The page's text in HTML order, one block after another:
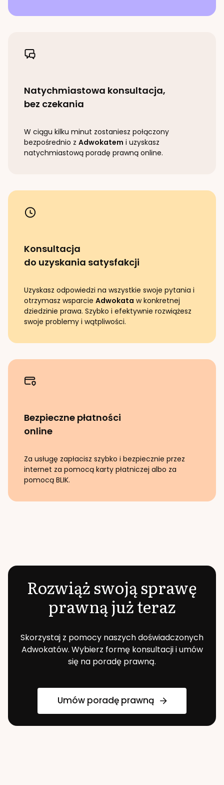
Natychmiastowa konsultacja,
bez czekania
W ciągu kilku minut zostaniesz połączony
bezpośrednio z Adwokatem i uzyskasz
natychmiastową poradę prawną online.
Konsultacja
do uzyskania satysfakcji
Uzyskasz odpowiedzi na wszystkie swoje pytania i
otrzymasz wsparcie Adwokata w konkretnej
dziedzinie prawa. Szybko i efektywnie rozwiążesz
swoje problemy i wątpliwości.
Bezpieczne płatności
online
Za usługę zapłacisz szybko i bezpiecznie przez
internet za pomocą karty płatniczej albo za
pomocą BLIK.
Rozwiąż swoją sprawę
prawną już teraz
Skorzystaj z pomocy naszych doświadczonych
Adwokatów. Wybierz formę konsultacji i umów
się na poradę prawną.
Umów poradę prawną